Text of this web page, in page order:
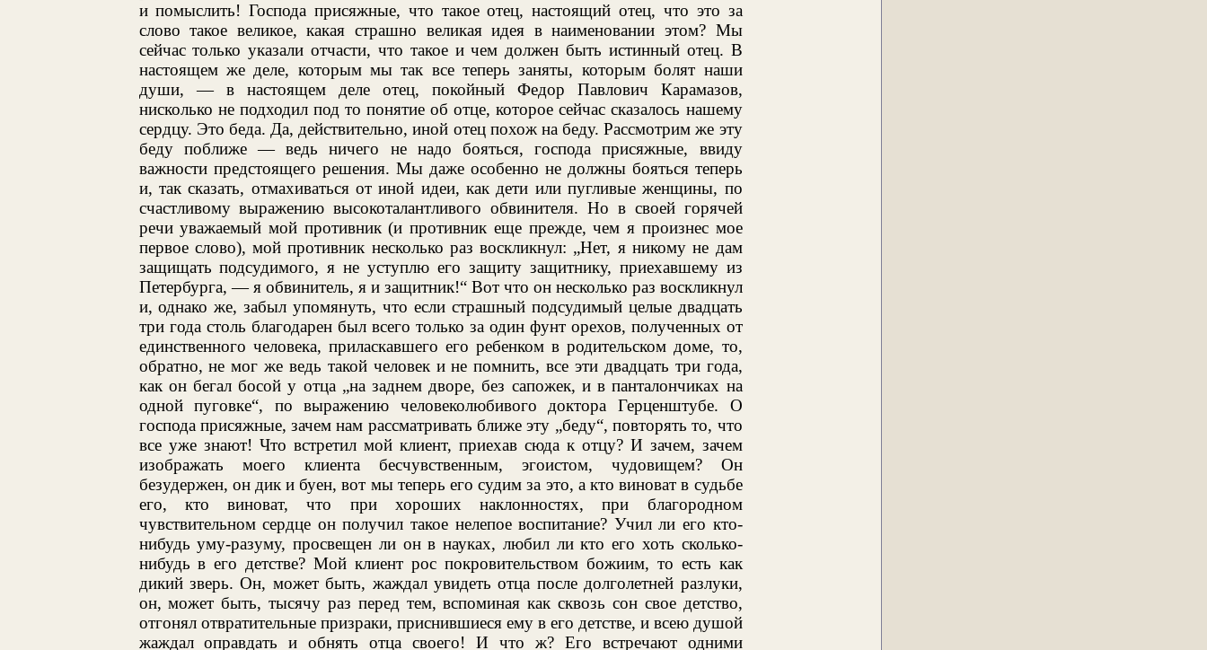
и помыслить! Господа присяжные, что такое отец, настоящий отец, что это за
слово такое великое, какая страшно великая идея в наименовании этом? Мы
сейчас только указали отчасти, что такое и чем должен быть истинный отец. В
настоящем же деле, которым мы так все теперь заняты, которым болят наши
души, — в настоящем деле отец, покойный Федор Павлович Карамазов,
нисколько не подходил под то понятие об отце, которое сейчас сказалось нашему
сердцу. Это беда. Да, действительно, иной отец похож на беду. Рассмотрим же эту
беду поближе — ведь ничего не надо бояться, господа присяжные, ввиду
важности предстоящего решения. Мы даже особенно не должны бояться теперь
и, так сказать, отмахиваться от иной идеи, как дети или пугливые женщины, по
счастливому выражению высокоталантливого обвинителя. Но в своей горячей
речи уважаемый мой противник (и противник еще прежде, чем я произнес мое
первое слово), мой противник несколько раз воскликнул: „Нет, я никому не дам
защищать подсудимого, я не уступлю его защиту защитнику, приехавшему из
Петербурга, — я обвинитель, я и защитник!“ Вот что он несколько раз воскликнул
и, однако же, забыл упомянуть, что если страшный подсудимый целые двадцать
три года столь благодарен был всего только за один фунт орехов, полученных от
единственного человека, приласкавшего его ребенком в родительском доме, то,
обратно, не мог же ведь такой человек и не помнить, все эти двадцать три года,
как он бегал босой у отца „на заднем дворе, без сапожек, и в панталончиках на
одной пуговке“, по выражению человеколюбивого доктора Герценштубе. О
господа присяжные, зачем нам рассматривать ближе эту „беду“, повторять то, что
все уже знают! Что встретил мой клиент, приехав сюда к отцу? И зачем, зачем
изображать моего клиента бесчувственным, эгоистом, чудовищем? Он
безудержен, он дик и буен, вот мы теперь его судим за это, а кто виноват в судьбе
его, кто виноват, что при хороших наклонностях, при благородном
чувствительном сердце он получил такое нелепое воспитание? Учил ли его кто-
нибудь уму-разуму, просвещен ли он в науках, любил ли кто его хоть сколько-
нибудь в его детстве? Мой клиент рос покровительством божиим, то есть как
дикий зверь. Он, может быть, жаждал увидеть отца после долголетней разлуки,
он, может быть, тысячу раз перед тем, вспоминая как сквозь сон свое детство,
отгонял отвратительные призраки, приснившиеся ему в его детстве, и всею душой
жаждал оправдать и обнять отца своего! И что ж? Его встречают одними